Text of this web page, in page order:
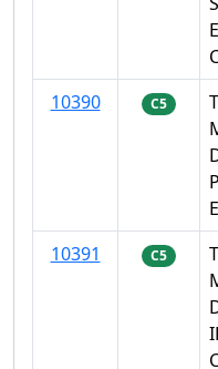
10390
C5
10391
C5